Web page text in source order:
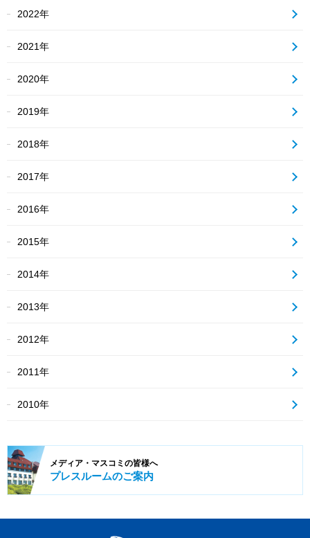
2022年
2021年
2020年
2019年
2018年
2017年
2016年
2015年
2014年
2013年
2012年
2011年
2010年
メディア・ マスコミの皆様へ
プレスルームのご案内